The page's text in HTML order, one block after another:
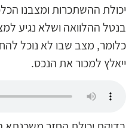
יכולת ההשתכרות ומצבנו
בנטל ההלוואה ושלא נגיע
כלומר, מצב שבו לא נוכל
ייאלץ למכור את הנכס.